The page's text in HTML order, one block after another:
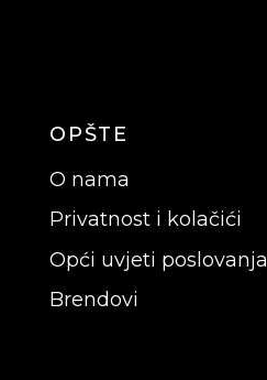
OPŠTE
O nama
Privatnost i kolačići
Opći uvjeti poslovanja
Brendovi